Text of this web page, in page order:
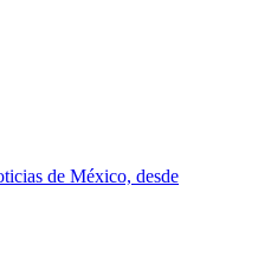
de México, desde